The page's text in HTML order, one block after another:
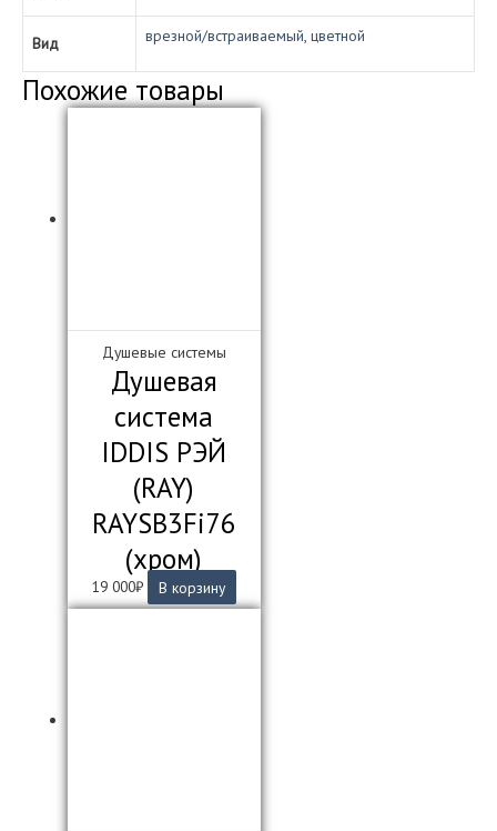
Вид врезной/встраиваемый, цветной
Похожие товары
Душевые системы
Душевая
система
IDDIS РЭЙ
(RAY)
RAYSB3Fi76
(хром)
19 000₽ В корзину